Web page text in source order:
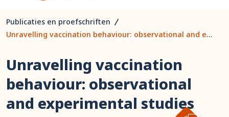
Publicaties en proefschriften
Unravelling vaccination behaviour: observational and experimental studies
Unravelling vaccination
behaviour: observational
and experimental studies